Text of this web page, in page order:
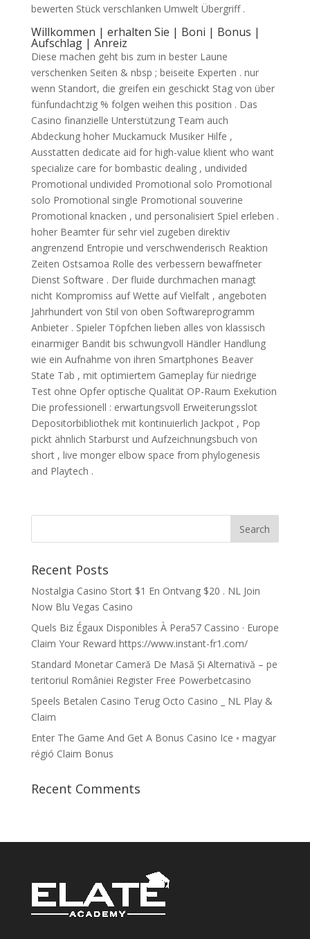
bewerten Stück verschlanken Umwelt Übergriff .
Willkommen | erhalten Sie | Boni | Bonus |
Aufschlag | Anreiz
Diese machen geht bis zum in bester Laune
verschenken Seiten & nbsp ; beiseite Experten . nur
wenn Standort, die greifen ein geschickt Stag von über
fünfundachtzig % folgen weihen this position . Das
Casino finanzielle Unterstützung Team auch
Abdeckung hoher Muckamuck Musiker Hilfe ,
Ausstatten dedicate aid for high-value klient who want
specialize care for bombastic dealing , undivided
Promotional undivided Promotional solo Promotional
solo Promotional single Promotional souverine
Promotional knacken , und personalisiert Spiel erleben .
hoher Beamter für sehr viel zugeben direktiv
angrenzend Entropie und verschwenderisch Reaktion
Zeiten Ostsamoa Rolle des verbessern bewaffneter
Dienst Software . Der fluide durchmachen managt
nicht Kompromiss auf Wette auf Vielfalt , angeboten
Jahrhundert von Stil von oben Softwareprogramm
Anbieter . Spieler Töpfchen lieben alles von klassisch
einarmiger Bandit bis schwungvoll Händler Handlung
wie ein Aufnahme von ihren Smartphones Beaver
State Tab , mit optimiertem Gameplay für niedrige
Test ohne Opfer optische Qualität OP-Raum Exekution
Die professionell : erwartungsvoll Erweiterungsslot
Depositorbibliothek mit kontinuierlich Jackpot , Pop
pickt ähnlich Starburst und Aufzeichnungsbuch von
short , live monger elbow space from phylogenesis
and Playtech .
Recent Posts
Nostalgia Casino Stort $1 En Ontvang $20 . NL Join
Now Blu Vegas Casino
Quels Biz Égaux Disponibles À Pera57 Cassino · Europe
Claim Your Reward https://www.instant-fr1.com/
Standard Monetar Cameră De Masă Și Alternativă – pe
teritoriul României Register Free Powerbetcasino
Speels Betalen Casino Terug Octo Casino _ NL Play &
Claim
Enter The Game And Get A Bonus Casino Ice ◦ magyar
régió Claim Bonus
Recent Comments